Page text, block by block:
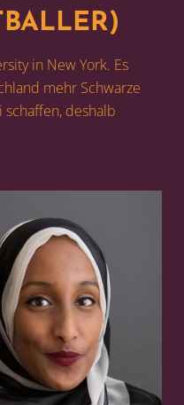
in New York. Es
mehr Schwarze
deshalb